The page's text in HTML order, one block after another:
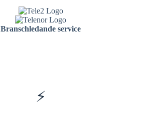
Branschledande service
⚡